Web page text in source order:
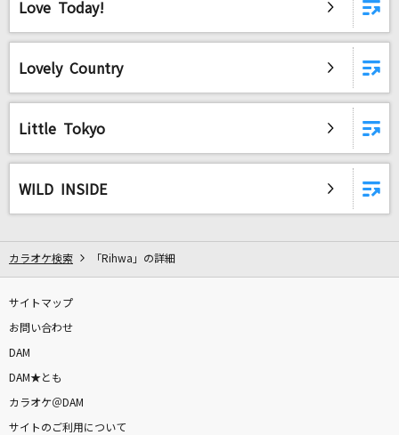
Love Today!
Lovely Country
Little Tokyo
WILD INSIDE
カラオケ検索 「Rihwa」の詳細
サイトマップ
お問い合わせ
DAM
DAM★とも
カラオケ＠DAM
サイトのご利用について